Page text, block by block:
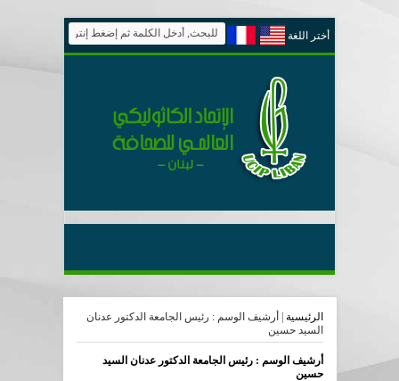
أختر اللغة
الرئيسية
أرشيف الوسم : رئيس الجامعة الدكتور عدنان
السيد حسين
أرشيف الوسم :رئيس الجامعة الدكتور عدنان السيد
حسين